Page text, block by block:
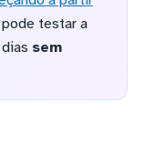
pode testar a
sem